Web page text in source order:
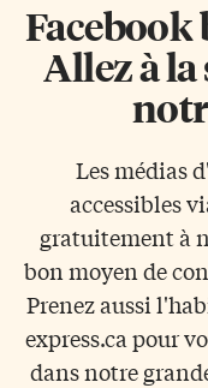
Facebook
Allez à la
Les médias
accessibles
gratuitement à
bon moyen de
Prenez aussi
express.ca pour
dans notre